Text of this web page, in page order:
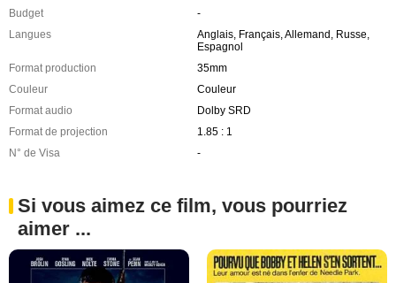
Budget
-
Langues
Anglais, Français, Allemand, Russe,
Espagnol
Format production
35mm
Couleur
Couleur
Format audio
Dolby SRD
Format de projection
1.85 : 1
N° de Visa
-
Si vous aimez ce film, vous pourriez
aimer ...